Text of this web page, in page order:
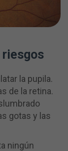
riesgos
la pupila.
de la retina.
gotas y las
ningún